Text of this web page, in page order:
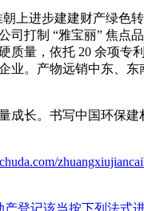
进步建建财产绿色转
司打制 “雅宝丽” 焦点
质量，依托 20 余项专
业。产物远销中东、
长。书写中国环保建
产登记该当按下列法式